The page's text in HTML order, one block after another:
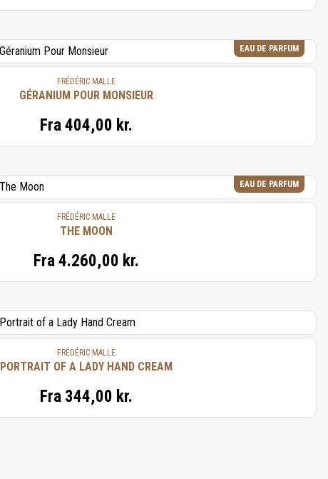
EAU DE PARFUM
FRÉDÉRIC MALLE
GÉRANIUM POUR MONSIEUR
Fra404,00 kr.
EAU DE PARFUM
FRÉDÉRIC MALLE
THE MOON
Fra4.260,00 kr.
FRÉDÉRIC MALLE
PORTRAIT OF A LADY HAND CREAM
Fra 344,00 kr.